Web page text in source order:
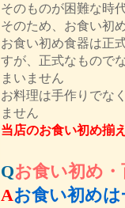
そのものが困難な時
そのため、お食い初
お食い初め食器は正
すが、正式なもので
まいません
お料理は手作りでな
ません
当店のお食い初め揃
Qお食い初め
Aお食い初め